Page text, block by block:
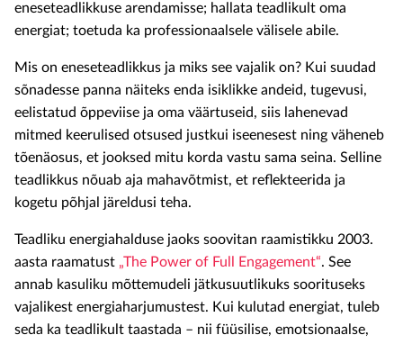
eneseteadlikkuse arendamisse; hallata teadlikult oma
energiat; toetuda ka professionaalsele välisele abile.
Mis on eneseteadlikkus ja miks see vajalik on? Kui suudad
sõnadesse panna näiteks enda isiklikke andeid, tugevusi,
eelistatud õppeviise ja oma väärtuseid, siis lahenevad
mitmed keerulised otsused justkui iseenesest ning väheneb
tõenäosus, et jooksed mitu korda vastu sama seina. Selline
teadlikkus nõuab aja mahavõtmist, et reflekteerida ja
kogetu põhjal järeldusi teha.
Teadliku energiahalduse jaoks soovitan raamistikku 2003.
aasta raamatust „The Power of Full Engagement“. See
annab kasuliku mõttemudeli jätkusuutlikuks soorituseks
vajalikest energiaharjumustest. Kui kulutad energiat, tuleb
seda ka teadlikult taastada – nii füüsilise, emotsionaalse,